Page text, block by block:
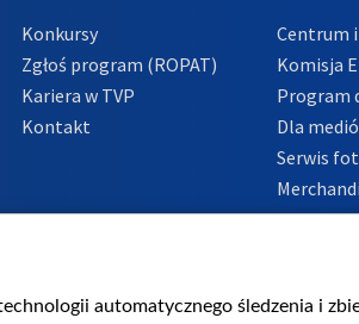
Konkursy
Zgłoś program (ROPAT)
Kariera w TVP
Kontakt
Centrum
Komisja
Program
Dla
Serwis
Polityka
automatycznego śledzenia i